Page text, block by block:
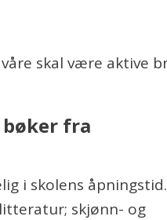
skal være aktive
bøker fra
i skolens åpningstid.
skjønn- og